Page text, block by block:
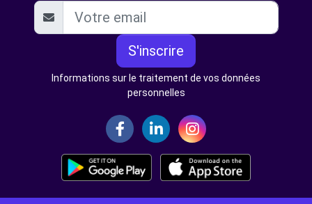
S'inscrire
Informations sur le traitement de vos données
personnelles